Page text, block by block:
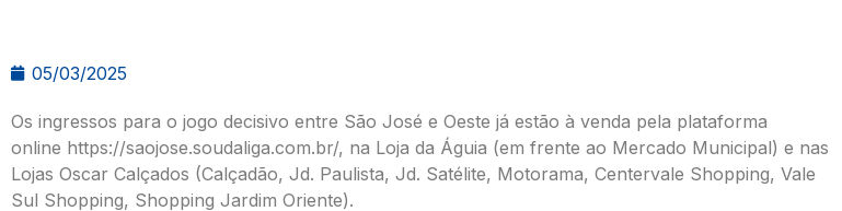
05/03/2025
Os ingressos para o jogo decisivo entre São José e Oeste já estão à venda pela plataforma
online https://saojose.soudaliga.com.br/, na Loja da Águia (em frente ao Mercado Municipal) e nas
Lojas Oscar Calçados (Calçadão, Jd. Paulista, Jd. Satélite, Motorama, Centervale Shopping, Vale
Sul Shopping, Shopping Jardim Oriente).